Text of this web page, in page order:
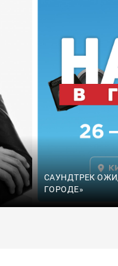
САУНДТРЕК
ГОРОДЕ»